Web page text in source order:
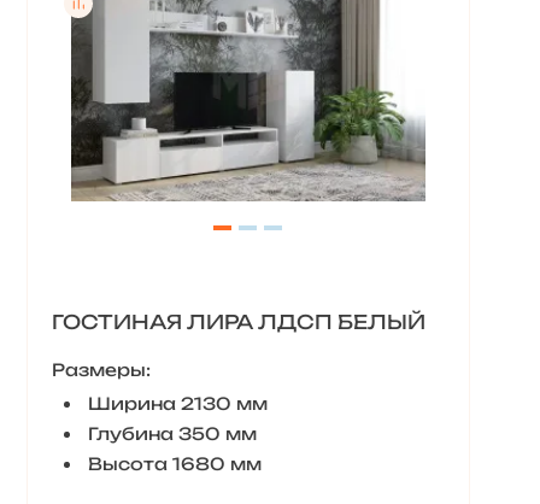
ГОСТИНАЯ ЛИРА ЛДСП БЕЛЫЙ
Размеры:
Ширина 2130 мм
Глубина 350 мм
Высота 1680 мм